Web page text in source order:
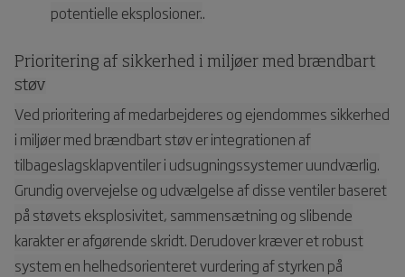
potentielle eksplosioner..
Prioritering af sikkerhed i miljøer med brændbart
støv
Ved prioritering af medarbejderes og ejendommes sikkerhed
i miljøer med brændbart støv er integrationen af
tilbageslagsklapventiler i udsugningssystemer uundværlig.
Grundig overvejelse og udvælgelse af disse ventiler baseret
på støvets eksplosivitet, sammensætning og slibende
karakter er afgørende skridt. Derudover kræver et robust
system en helhedsorienteret vurdering af styrken på